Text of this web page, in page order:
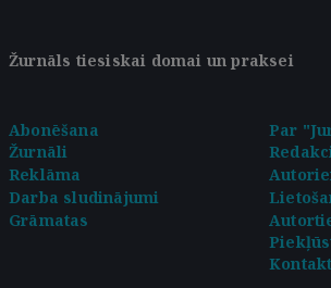
Žurnāls tiesiskai domai un praksei
Abonēšana
Par
Žurnāli
Reklāma
Darba sludinājumi
Grāmatas